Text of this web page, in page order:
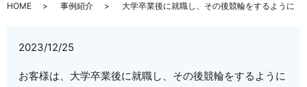
HOME 事例紹介 大学卒業後に就職し、その後競輪をするように
2023/12/25
お客様は、大学卒業後に就職し、その後競輪をするように